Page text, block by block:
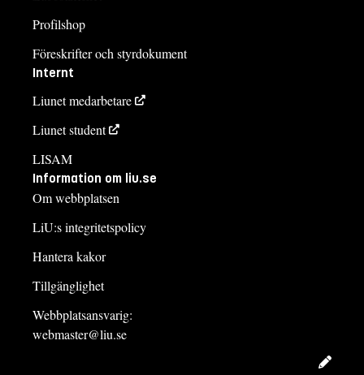
Profilshop
Föreskrifter och styrdokument
Internt
Liunet medarbetare
Liunet student
LISAM
Information om liu.se
Om webbplatsen
LiU:s integritetspolicy
Hantera kakor
Tillgänglighet
Webbplatsansvarig:
webmaster@liu.se